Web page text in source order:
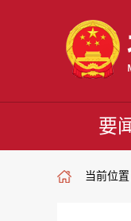
要
当前位置